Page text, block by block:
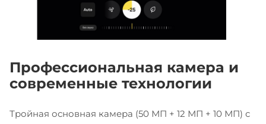
Профессиональная камера и
современные технологии
Тройная основная камера (50 МП + 12 МП + 10 МП) с